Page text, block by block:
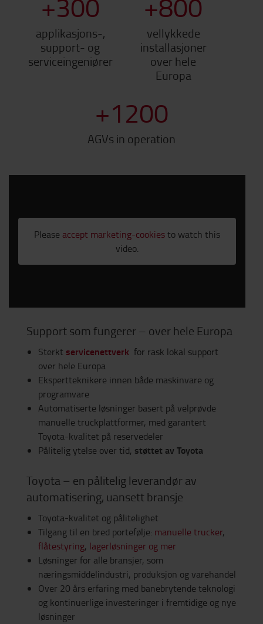
applikasjons-,
support- og
serviceingeniører
vellykkede
installasjoner
over hele
Europa
+1200
AGVs in operation
Please accept marketing-cookiesto watch this
video.
Support som fungerer – over hele Europa
Sterkt servicenettverk for rask lokal support
over hele Europa
Ekspertteknikere innen både maskinvare og
programvare
Automatiserte løsninger basert på velprøvde
manuelle truckplattformer, med garantert
Toyota-kvalitet på reservedeler
Pålitelig ytelse over tid, støttet av Toyota
Toyota – en pålitelig leverandør av
automatisering, uansett bransje
Toyota-kvalitet og pålitelighet
Tilgang til en bred portefølje: manuelle trucker,
flåtestyring, lagerløsninger og mer
Løsninger for alle bransjer, som
næringsmiddelindustri, produksjon og varehandel
Over 20 års erfaring med banebrytende teknologi
og kontinuerlige investeringer i fremtidige og nye
løsninger